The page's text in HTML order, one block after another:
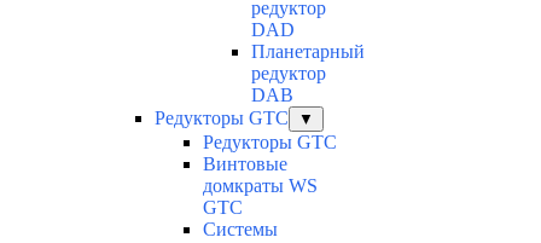
редуктор
DAD
Планетарный
редуктор
DAB
Редукторы GTC
▼
Редукторы GTC
Винтовые
домкраты WS
GTC
Системы